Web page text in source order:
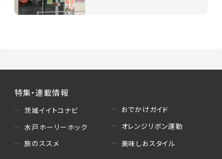
特集・連載情報
茨城イイトコナビ
水戸ホーリーホック
旅のススメ
おでかけガイド
オレンジリボン運動
美味しおスタイル